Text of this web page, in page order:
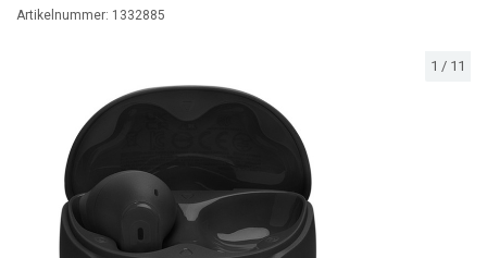
1 / 11
Artikelnummer: 1332885